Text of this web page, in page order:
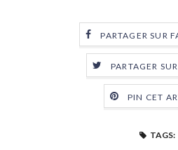
PARTAGER SUR
PARTAGER
PIN CET
TAGS: